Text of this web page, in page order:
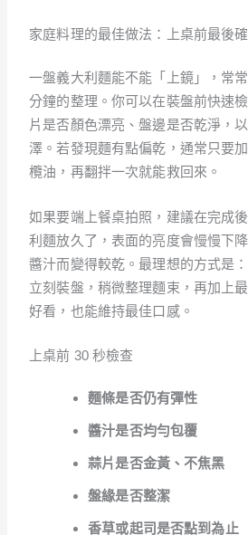
家庭料理的最佳做法：上桌前最後
一盤義大利麵能不能「上鏡」，常
分鐘的整理。你可以在裝盤前快速
片是否顏色漂亮、盤邊是否乾淨，
澤。若發現麵有點偏乾，通常只要
欖油，再翻拌一次就能救回來。
如果要端上餐桌拍照，建議在完成
利麵放久了，表面的亮度會慢慢下
醬汁而變得較乾。最理想的方式是
立刻裝盤，稍微整理麵束，再加上
好看，也能維持最佳口感。
上桌前 30 秒檢查
麵條是否仍有彈性
醬汁是否均勻包覆
蒜片是否金黃、不焦黑
盤緣是否整潔
香草或起司是否點到為止